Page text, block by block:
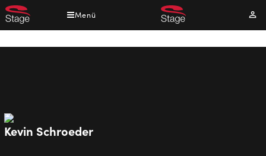
Direkt
zum
Menü
Pfadnavigation
Kevin Schroeder